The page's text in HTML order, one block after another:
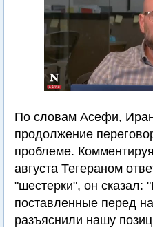
По словам Асефи,
продолжение
проблеме.
августа Тегераном
"шестерки", он сказал:
поставленные перед
разъяснили нашу